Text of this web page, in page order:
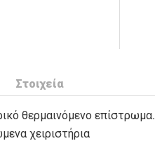
Στοιχεία
θερμαινόμενο επίστρωμα.
χειριστήρια